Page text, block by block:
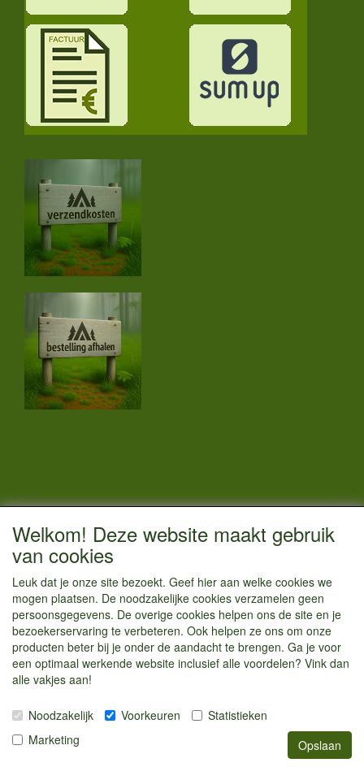
CONTACTGEGEVENS
Vestigingsadres:
Hoofdweg 36
1433 JW Kudelstaart
info@kamperenenzo.nl
Tel : 06 125 82 112
Handelend onder
KvK nummer : 70477329
Welkom! Deze website maakt gebruik
van cookies
Leuk dat je onze site bezoekt. Geef hier aan welke cookies we
mogen plaatsen. De noodzakelijke cookies verzamelen geen
persoonsgegevens. De overige cookies helpen ons de site en je
bezoekerservaring te verbeteren. Ook helpen ze ons om onze
producten beter bij je onder de aandacht te brengen. Ga je voor
een optimaal werkende website inclusief alle voordelen? Vink dan
alle vakjes aan!
Noodzakelijk Voorkeuren
Statistieken
Marketing
Opslaan